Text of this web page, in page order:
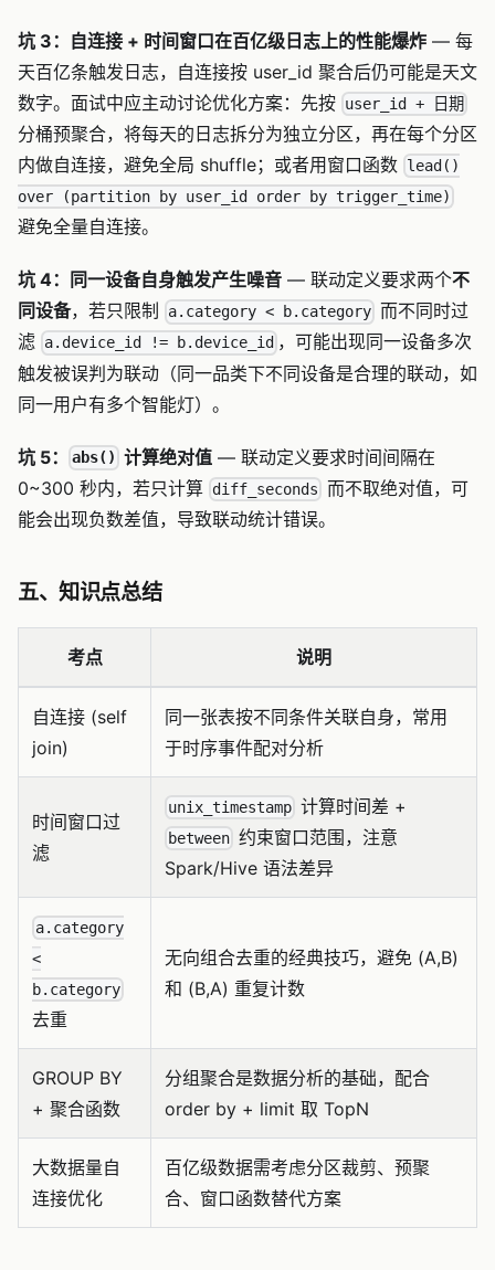
坑 3：自连接 + 时间窗口在百亿级日志上的性能爆炸 — 每
天百亿条触发日志，自连接按 user_id 聚合后仍可能是天文
数字。面试中应主动讨论优化方案：先按 user_id + 日期
分桶预聚合，将每天的日志拆分为独立分区，再在每个分区
内做自连接，避免全局 shuffle；或者用窗口函数 lead()
over (partition by user_id order by trigger_time)
避免全量自连接。
坑 4：同一设备自身触发产生噪音 — 联动定义要求两个不
同设备，若只限制 a.category < b.category 而不同时过
滤 a.device_id != b.device_id ，可能出现同一设备多次
触发被误判为联动（同一品类下不同设备是合理的联动，如
同一用户有多个智能灯）。
坑 5： abs() 计算绝对值 — 联动定义要求时间间隔在
0~300 秒内，若只计算 diff_seconds 而不取绝对值，可
能会出现负数差值，导致联动统计错误。
五、知识点总结
考点 说明
自连接 (self
join)
同一张表按不同条件关联自身，常用
于时序事件配对分析
时间窗口过
滤
unix_timestamp 计算时间差 +
between 约束窗口范围，注意
Spark/Hive 语法差异
a.category
<
b.category
去重
无向组合去重的经典技巧，避免 (A,B)
和 (B,A) 重复计数
GROUP BY
+ 聚合函数
分组聚合是数据分析的基础，配合
order by + limit 取 TopN
大数据量自
连接优化
百亿级数据需考虑分区裁剪、预聚
合、窗口函数替代方案